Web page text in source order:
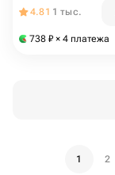
4.81 1 тыс.
738 ₽ × 4 платежа
1 2